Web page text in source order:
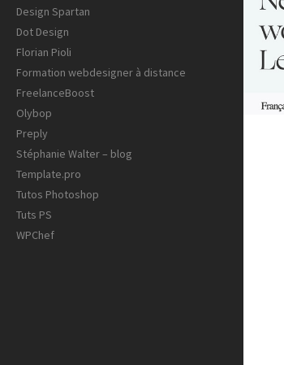
Design Spartan
Dot Design
Florian Pioli
Formation webdesigner à distance
FreelanceBoost
Olybop
Preply
Stéphanie Walter – blog
Template.pro
Tutos Photoshop
Tuts PS
WPChef